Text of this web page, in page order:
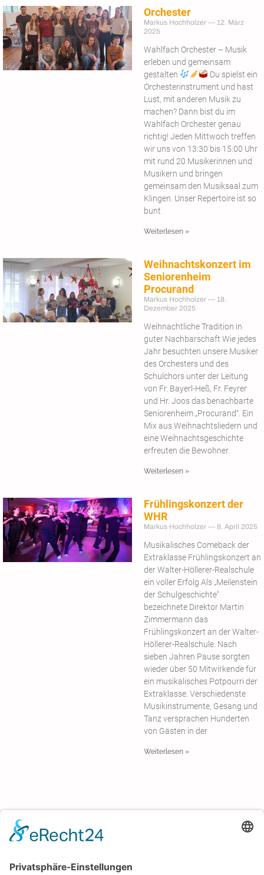
Orchester
Markus Hochholzer
12. März
2025
Wahlfach Orchester – Musik
erleben und gemeinsam
gestalten
Du spielst ein
Orchesterinstrument und hast
Lust, mit anderen Musik zu
machen? Dann bist du im
Wahlfach Orchester genau
richtig! Jeden Mittwoch treffen
wir uns von 13:30 bis 15:00 Uhr
mit rund 20 Musikerinnen und
Musikern und bringen
gemeinsam den Musiksaal zum
Klingen. Unser Repertoire ist so
bunt
Weiterlesen »
Weihnachtskonzert im
Seniorenheim
Procurand
Markus Hochholzer
18.
Dezember 2025
Weihnachtliche Tradition in
guter Nachbarschaft Wie jedes
Jahr besuchten unsere Musiker
des Orchesters und des
Schulchors unter der Leitung
von Fr. Bayerl-Heß, Fr. Feyrer
und Hr. Joos das benachbarte
Seniorenheim „Procurand“. Ein
Mix aus Weihnachtsliedern und
eine Weihnachtsgeschichte
erfreuten die Bewohner.
Weiterlesen »
Frühlingskonzert der
WHR
Markus Hochholzer 8. April 2025
Musikalisches Comeback der
Extraklasse Frühlingskonzert an
der Walter-Höllerer-Realschule
ein voller Erfolg Als „Meilenstein
der Schulgeschichte“
bezeichnete Direktor Martin
Zimmermann das
Frühlingskonzert an der Walter-
Höllerer-Realschule. Nach
sieben Jahren Pause sorgten
wieder über 50 Mitwirkende für
ein musikalisches Potpourri der
Extraklasse. Verschiedenste
Musikinstrumente, Gesang und
Tanz versprachen Hunderten
von Gästen in der
Weiterlesen »
Erlheimer Weg 10